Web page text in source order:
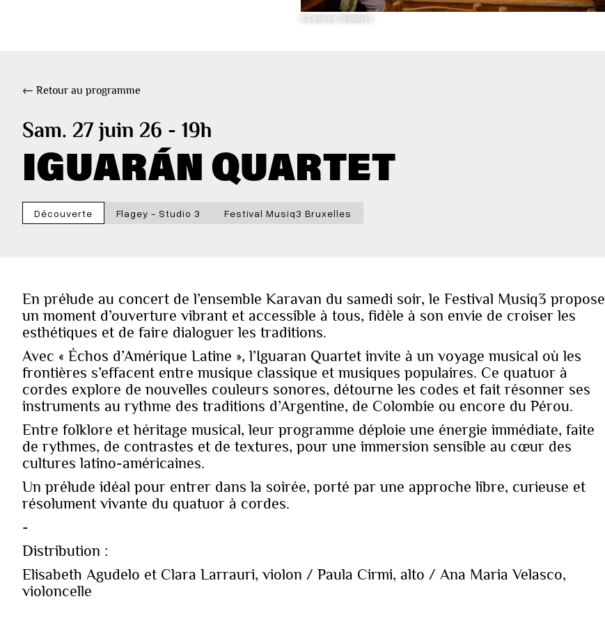
©Lauren Wouters
← Retour au programme
Sam. 27 juin 26 - 19h
IGUARÁN QUARTET
Découverte Flagey - Studio 3 Festival Musiq3 Bruxelles
En prélude au concert de l’ensemble Karavan du samedi soir, le Festival Musiq3 propose
un moment d’ouverture vibrant et accessible à tous, fidèle à son envie de croiser les
esthétiques et de faire dialoguer les traditions.
Avec « Échos d’Amérique Latine », l’Iguaran Quartet invite à un voyage musical où les
frontières s’effacent entre musique classique et musiques populaires. Ce quatuor à
cordes explore de nouvelles couleurs sonores, détourne les codes et fait résonner ses
instruments au rythme des traditions d’Argentine, de Colombie ou encore du Pérou.
Entre folklore et héritage musical, leur programme déploie une énergie immédiate, faite
de rythmes, de contrastes et de textures, pour une immersion sensible au cœur des
cultures latino-américaines.
Un prélude idéal pour entrer dans la soirée, porté par une approche libre, curieuse et
résolument vivante du quatuor à cordes.
-
Distribution :
Elisabeth Agudelo et Clara Larrauri, violon / Paula Cirmi, alto / Ana Maria Velasco,
violoncelle